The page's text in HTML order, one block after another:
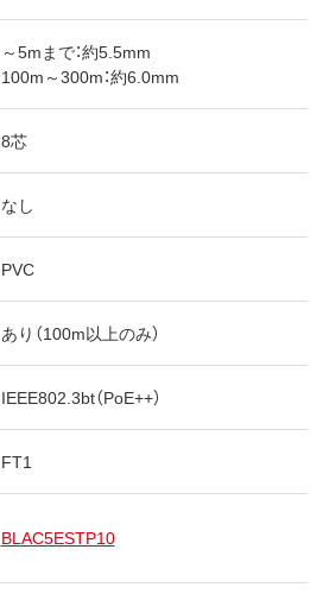
～5mまで：約5.5mm
100m～300m：約6.0mm
8芯
なし
PVC
あり（100m以上のみ）
IEEE802.3bt（PoE++）
FT1
BLAC5ESTP10